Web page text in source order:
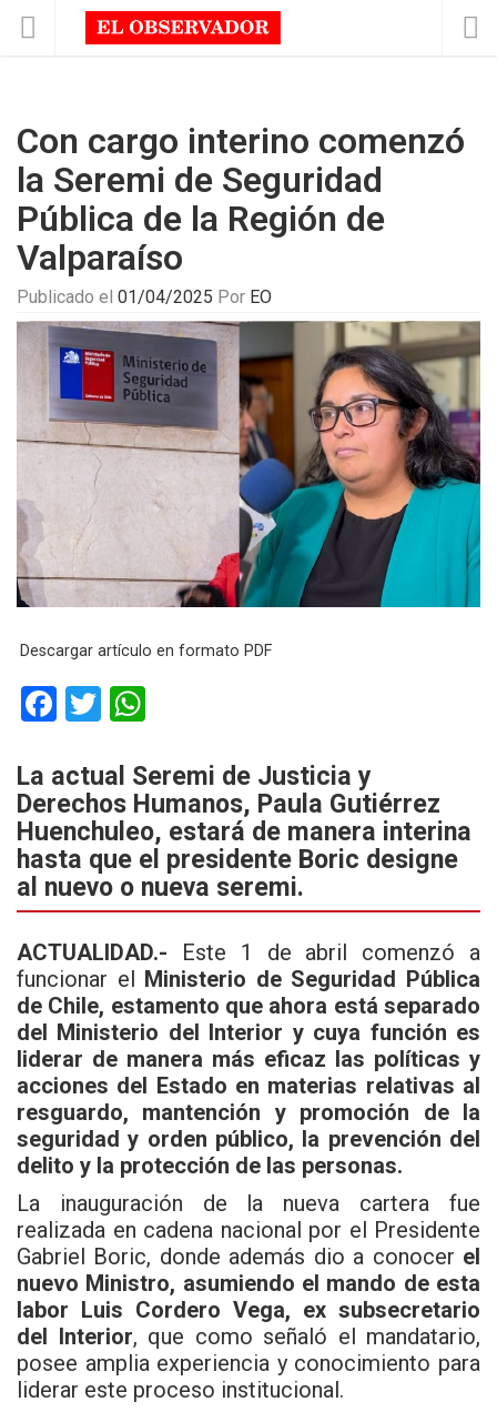
Con cargo interino comenzó
la Seremi de Seguridad
Pública de la Región de
Valparaíso
Publicado el 01/04/2025 Por EO
Descargar artículo en formato PDF
F
ce
b
o
o
k
T
tt
er
at
s
A
p
p
La actual Seremi de Justicia y
Derechos Humanos, Paula Gutiérrez
Huenchuleo, estará de manera interina
hasta que el presidente Boric designe
al nuevo o nueva seremi.
ACTUALIDAD.- Este 1 de abril comenzó a
funcionar el Ministerio de Seguridad Pública
de Chile, estamento que ahora está separado
del Ministerio del Interior y cuya función es
liderar de manera más eficaz las políticas y
acciones del Estado en materias relativas al
resguardo, mantención y promoción de la
seguridad y orden público, la prevención del
delito y la protección de las personas.
La inauguración de la nueva cartera fue
realizada en cadena nacional por el Presidente
Gabriel Boric, donde además dio a conocer el
nuevo Ministro, asumiendo el mando de esta
labor Luis Cordero Vega, ex subsecretario
del Interior, que como señaló el mandatario,
posee amplia experiencia y conocimiento para
liderar este proceso institucional.